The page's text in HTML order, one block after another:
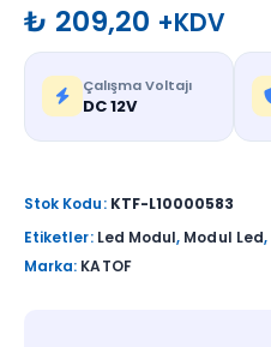
₺ 209,20 +KDV
Çalışma Voltajı
DC 12V
Stok Kodu: KTF-L10000583
Etiketler: Led Modul, Modul Led,
Marka: KATOF